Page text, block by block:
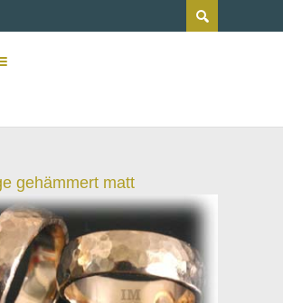
gehämmert matt